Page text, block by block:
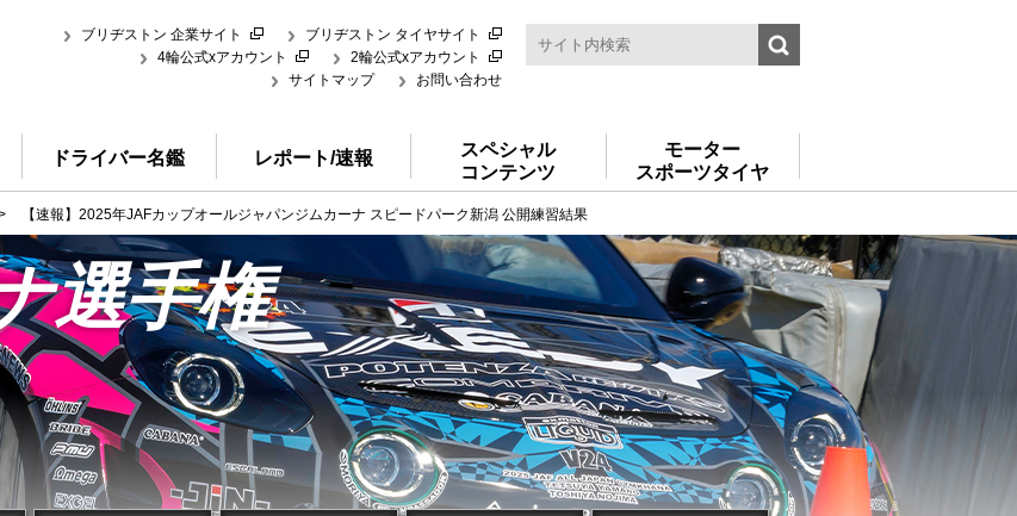
ブリヂストン 企業サイト
ブリヂストン タイヤサイト
4輪公式xアカウント
2輪公式xアカウント
サイトマップ
お問い合わせ
ドライバー名鑑 レポート/速報
スペシャル
コンテンツ
モーター
スポーツタイヤ
【速報】2025年JAFカップオールジャパンジムカーナ スピードパーク新潟 公開練習結果
選手権